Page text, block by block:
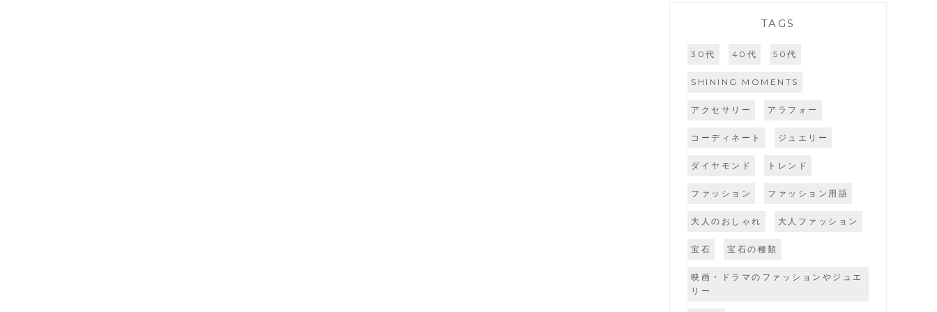
TAGS
30代 40代 50代
SHINING MOMENTS
アクセサリー アラフォー
コーディネート ジュエリー
ダイヤモンド トレンド
ファッション ファッション用語
大人のおしゃれ 大人ファッション
宝石 宝石の種類
映画・ドラマのファッションやジュエ
リー